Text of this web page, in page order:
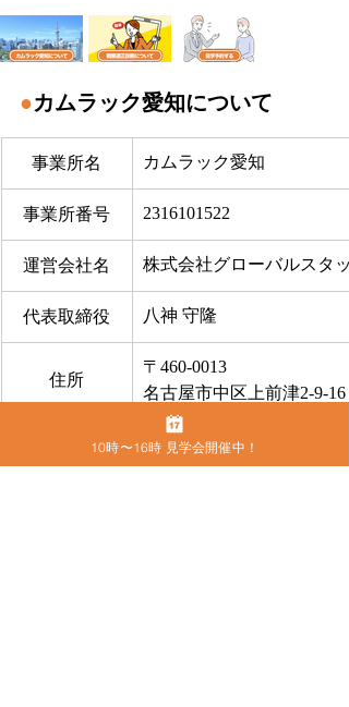
●カムラック愛知について
事業所名 カムラック愛知
事業所番号 2316101522
運営会社名 株式会社グローバルスタ
代表取締役 八神 守隆
住所
〒460-0013
名古屋市中区上前津2-9-16
電話番号 052-228-4921
10時〜16時 見学会開催中！